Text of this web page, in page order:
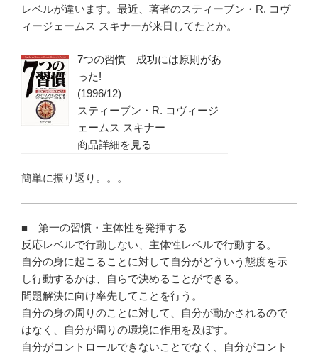
レベルが違います。最近、著者のスティーブン・R. コヴ
ィージェームス スキナーが来日してたとか。
7つの習慣―成功には原則があ
った!
(1996/12)
スティーブン・R. コヴィージ
ェームス スキナー
商品詳細を見る
簡単に振り返り。。。
■ 第一の習慣・主体性を発揮する
反応レベルで行動しない、主体性レベルで行動する。
自分の身に起こることに対して自分がどういう態度を示
し行動するかは、自らで決めることができる。
問題解決に向け率先してことを行う。
自分の身の周りのことに対して、自分が動かされるので
はなく、自分が周りの環境に作用を及ぼす。
自分がコントロールできないことでなく、自分がコント